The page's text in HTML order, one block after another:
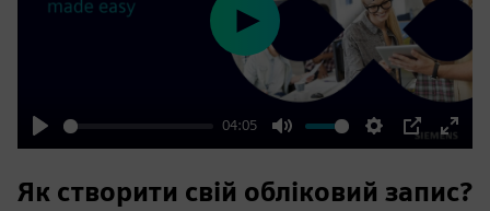
Play
04:05
Mute Settings
PIP
Enter
Play
Як створити свій обліковий запис?